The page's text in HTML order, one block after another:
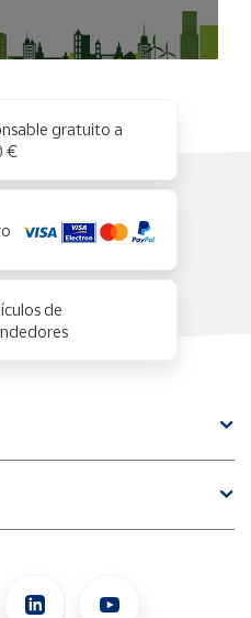
gratuito a
€
de